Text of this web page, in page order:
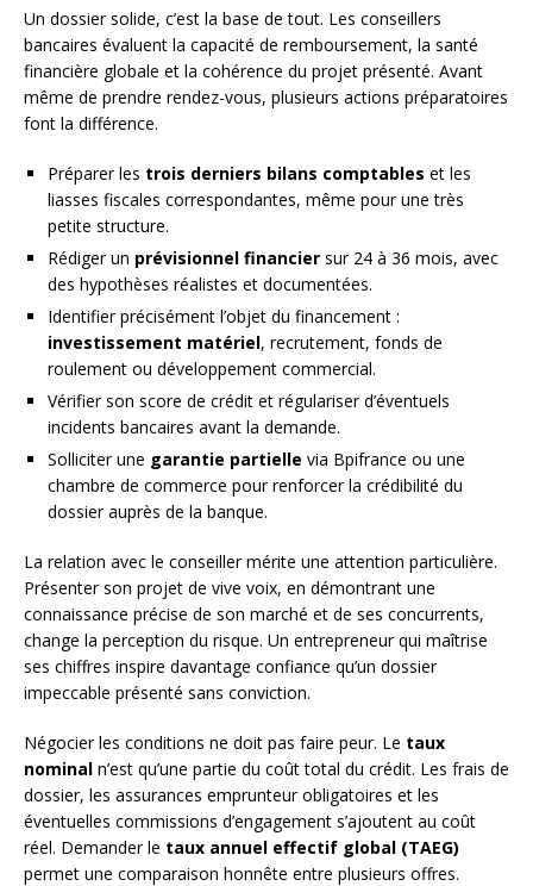
Un dossier solide, c’est la base de tout. Les conseillers
bancaires évaluent la capacité de remboursement, la santé
financière globale et la cohérence du projet présenté. Avant
même de prendre rendez-vous, plusieurs actions préparatoires
font la différence.
Préparer les trois derniers bilans comptables et les
liasses fiscales correspondantes, même pour une très
petite structure.
Rédiger un prévisionnel financier sur 24 à 36 mois, avec
des hypothèses réalistes et documentées.
Identifier précisément l’objet du financement :
investissement matériel, recrutement, fonds de
roulement ou développement commercial.
Vérifier son score de crédit et régulariser d’éventuels
incidents bancaires avant la demande.
Solliciter une garantie partielle via Bpifrance ou une
chambre de commerce pour renforcer la crédibilité du
dossier auprès de la banque.
La relation avec le conseiller mérite une attention particulière.
Présenter son projet de vive voix, en démontrant une
connaissance précise de son marché et de ses concurrents,
change la perception du risque. Un entrepreneur qui maîtrise
ses chiffres inspire davantage confiance qu’un dossier
impeccable présenté sans conviction.
Négocier les conditions ne doit pas faire peur. Le taux
nominal n’est qu’une partie du coût total du crédit. Les frais de
dossier, les assurances emprunteur obligatoires et les
éventuelles commissions d’engagement s’ajoutent au coût
réel. Demander le taux annuel effectif global (TAEG)
permet une comparaison honnête entre plusieurs offres.